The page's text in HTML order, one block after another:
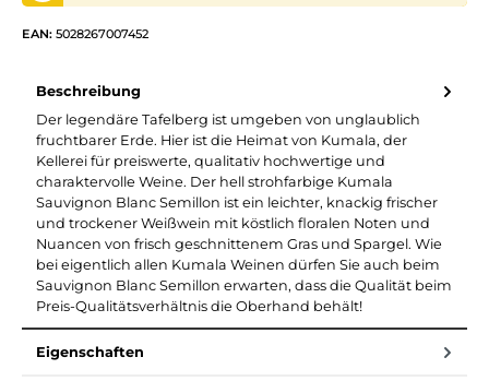
EAN: 5028267007452
Beschreibung
Der legendäre Tafelberg ist umgeben von unglaublich
fruchtbarer Erde. Hier ist die Heimat von Kumala, der
Kellerei für preiswerte, qualitativ hochwertige und
charaktervolle Weine. Der hell strohfarbige Kumala
Sauvignon Blanc Semillon ist ein leichter, knackig frischer
und trockener Weißwein mit köstlich floralen Noten und
Nuancen von frisch geschnittenem Gras und Spargel. Wie
bei eigentlich allen Kumala Weinen dürfen Sie auch beim
Sauvignon Blanc Semillon erwarten, dass die Qualität beim
Preis-Qualitätsverhältnis die Oberhand behält!
Eigenschaften